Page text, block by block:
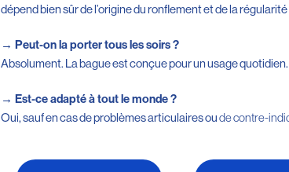
dépend bien sûr de l’origine du ronflement et de la
→ Peut-on la porter tous les soirs ?
Absolument. La bague est conçue pour un usage
→ Est-ce adapté à tout le monde ?
Oui, sauf en cas de problèmes articulaires oude contre-